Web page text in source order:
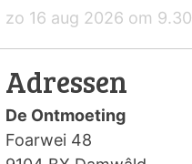
zo 16 aug 2026 om 9.30
Adressen
De Ontmoeting
Foarwei 48